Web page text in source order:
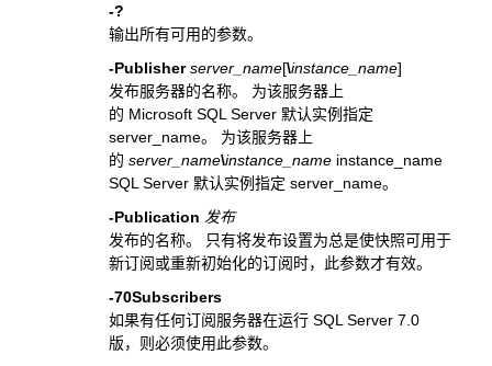
-?
输出所有可用的参数。
-Publisher server_name[\instance_name]
发布服务器的名称。 为该服务器上
的 Microsoft SQL Server 默认实例指定
server_name。 为该服务器上
的 server_name\instance_name instance_name
SQL Server 默认实例指定 server_name。
-Publication 发布
发布的名称。 只有将发布设置为总是使快照可用于
新订阅或重新初始化的订阅时，此参数才有效。
-70Subscribers
如果有任何订阅服务器在运行 SQL Server 7.0
版，则必须使用此参数。